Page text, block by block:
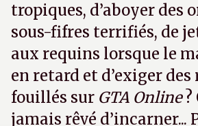
tropiques, d’aboyer des
sous-fifres terrifiés, de
aux requins lorsque le
en retard et d’exiger
fouillés sur GTA Online
jamais rêvé d’incarner...